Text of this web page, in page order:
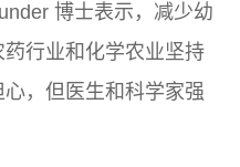
博士表示，减少幼
行业和化学农业坚持
，但医生和科学家强